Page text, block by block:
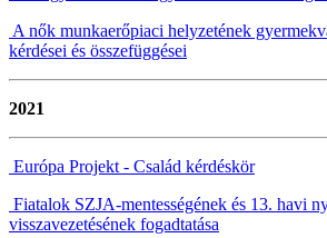
A nők munkaerőpiaci helyzetének
kérdései és összefüggései
2021
Európa Projekt - Család kérdéskör
Fiatalok SZJA-mentességének és 13. havi
visszavezetésének fogadtatása